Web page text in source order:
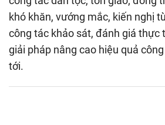
khó khăn, vướng mắc, kiến nghị
công tác khảo sát, đánh giá thực
giải pháp nâng cao hiệu quả
tới.